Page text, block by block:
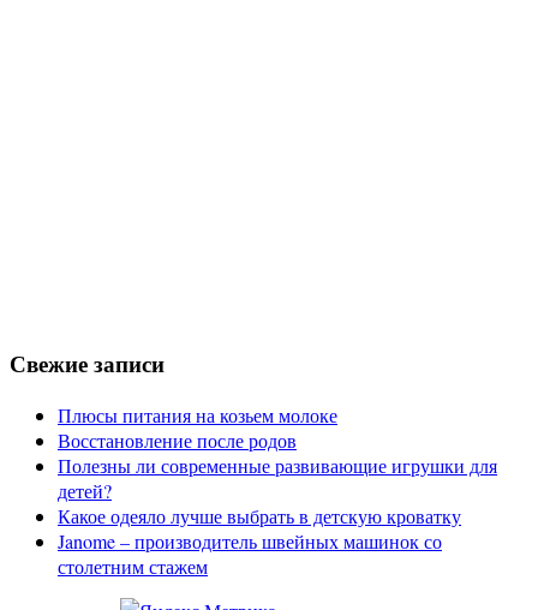
Свежие записи
Плюсы питания на козьем молоке
Восстановление после родов
Полезны ли современные развивающие игрушки для
детей?
Какое одеяло лучше выбрать в детскую кроватку
Janome – производитель швейных машинок со
столетним стажем